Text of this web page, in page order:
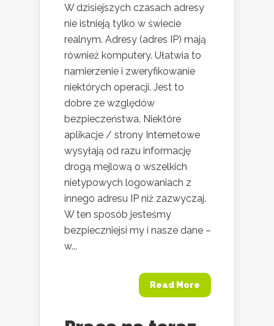
W dzisiejszych czasach adresy
nie istnieją tylko w świecie
realnym. Adresy (adres IP) mają
również komputery. Ułatwia to
namierzenie i zweryfikowanie
niektórych operacji. Jest to
dobre ze względów
bezpieczeństwa. Niektóre
aplikacje / strony Internetowe
wysyłają od razu informację
drogą mejlową o wszelkich
nietypowych logowaniach z
innego adresu IP niż zazwyczaj.
W ten sposób jesteśmy
bezpieczniejsi my i nasze dane –
w...
Read More